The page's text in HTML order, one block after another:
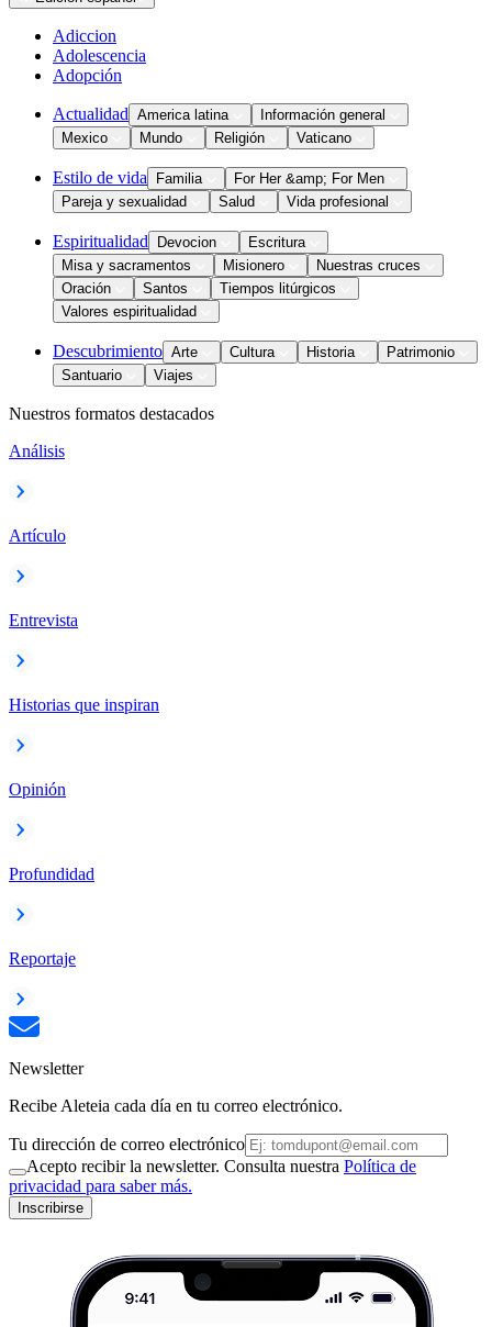
Adiccion
Adolescencia
Adopción
Actualidad America latina
Información general
Mexico
Mundo Religión Vaticano
Estilo de vida Familia
For Her &amp; For Men
Pareja y sexualidad
Salud Vida profesional
Espiritualidad Devocion
Escritura
Misa y sacramentos
Misionero
Nuestras cruces
Oración
Santos
Tiempos litúrgicos
Valores espiritualidad
Descubrimiento Arte Cultura Historia
Patrimonio
Santuario
Viajes
Nuestros formatos destacados
Análisis
Artículo
Entrevista
Historias que inspiran
Opinión
Profundidad
Reportaje
Newsletter
Recibe Aleteia cada día en tu correo electrónico.
Tu dirección de correo electrónico
Acepto recibir la newsletter. Consulta nuestra Política de
privacidad para saber más.
Inscribirse